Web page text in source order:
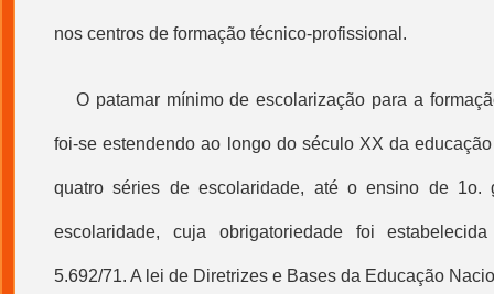
nos centros de formação técnico-profissional.
O patamar mínimo de escolarização para a
foi-se estendendo ao longo do século XX da
quatro séries de escolaridade, até o ensino de 1o.
escolaridade, cuja obrigatoriedade foi
5.692/71. A lei de Diretrizes e Bases da Educação